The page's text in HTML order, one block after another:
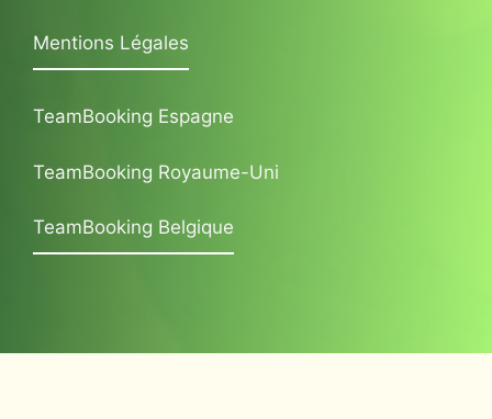
Mentions Légales
TeamBooking Espagne
TeamBooking Royaume-Uni
TeamBooking Belgique